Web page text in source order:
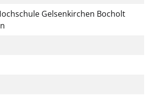
Gelsenkirchen Bocholt